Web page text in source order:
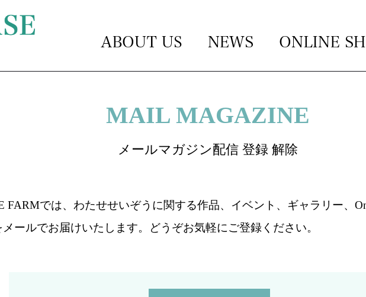
MAIL MAGAZINE
メールマガジン配信 登録 解除
FARMでは、わたせせいぞうに関する作品、イベント、ギャラリー、
ールでお届けいたします。どうぞお気軽にご登録ください。